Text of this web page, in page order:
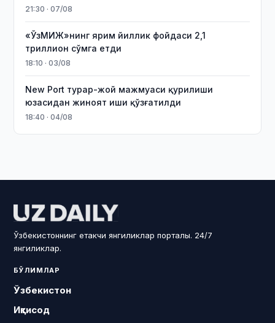
21:30 · 07/08
«ЎзМИЖ»нинг ярим йиллик фойдаси 2,1
триллион сўмга етди
18:10 · 03/08
New Port турар-жой мажмуаси қурилиши
юзасидан жиноят иши қўзғатилди
18:40 · 04/08
Ўзбекистоннинг етакчи янгиликлар порталы. 24/7
янгиликлар.
БЎЛИМЛАР
Ўзбекистон
Иқтисод